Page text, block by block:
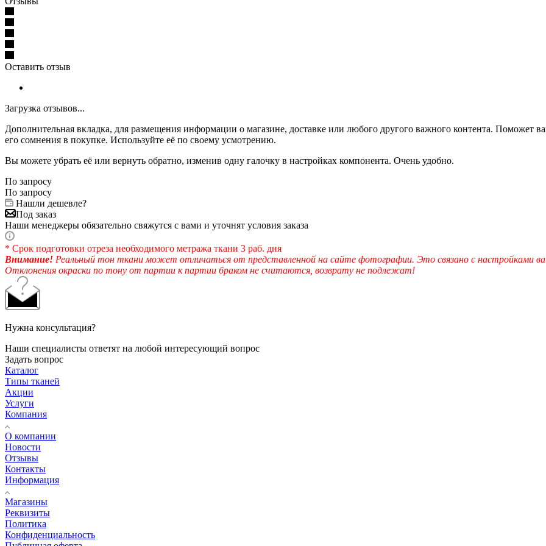
Оставить отзыв
Загрузка отзывов...
Дополнительная вкладка, для размещения информации о магазине, доставке или любого другого важного контента. Поможет
его сомнения в покупке. Используйте её по своему усмотрению.
Вы можете убрать её или вернуть обратно, изменив одну галочку в настройках компонента. Очень удобно.
По запросу
По запросу
Нашли дешевле?
Под заказ
Наши менеджеры обязательно свяжутся с вами и уточнят условия заказа
* Срок подготовки отреза необходимого метража ткани 3 раб. дня
Внимание! Реальный тон ткани может отличаться от представленной на сайте фотографии. Это связано с настройками
Отклонения окраски по тону от партии к партии браком не считаются, возврату не подлежат!
Нужна консультация?
Наши специалисты ответят на любой интересующий вопрос
Задать вопрос
Каталог
Типы тканей
Акции
Услуги
Компания
О компании
Новости
Отзывы
Контакты
Информация
Магазины
Реквизиты
Политика
Конфиденциальность